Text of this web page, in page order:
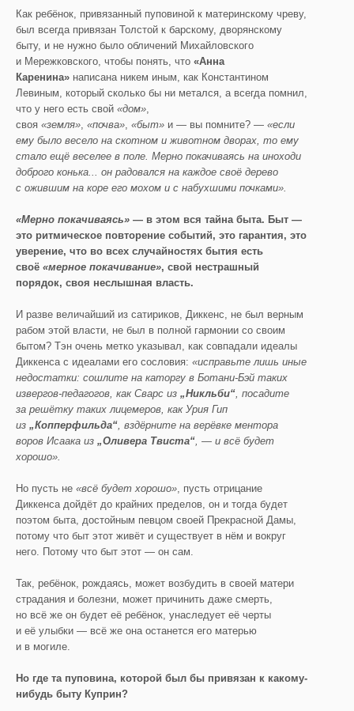
Как ребёнок, привязанный пуповиной к материнскому чреву,
был всегда привязан Толстой к барскому, дворянскому
быту, и не нужно было обличений Михайловского
и Мережковского, чтобы понять, что «Анна
Каренина» написана никем иным, как Константином
Левиным, который сколько бы ни метался, а всегда помнил,
что у него есть свой «дом»,
своя «земля», «почва», «быт» и — вы помните? — «если
ему было весело на скотном и животном дворах, то ему
стало ещё веселее в поле. Мерно покачиваясь на иноходи
доброго конька... он радовался на каждое своё дерево
с ожившим на коре его мохом и с набухшими почками».
«Мерно покачиваясь» — в этом вся тайна быта. Быт —
это ритмическое повторение событий, это гарантия, это
уверение, что во всех случайностях бытия есть
своё «мерное покачивание», свой нестрашный
порядок, своя неслышная власть.
И разве величайший из сатириков, Диккенс, не был верным
рабом этой власти, не был в полной гармонии со своим
бытом? Тэн очень метко указывал, как совпадали идеалы
Диккенса с идеалами его сословия: «исправьте лишь иные
недостатки: сошлите на каторгу в Ботани-Бэй таких
извергов-педагогов, как Сварс из „Никльби“, посадите
за решётку таких лицемеров, как Урия Гип
из „Копперфильда“, вздёрните на верёвке ментора
воров Исаака из „Оливера Твиста“, — и всё будет
хорошо».
Но пусть не «всё будет хорошо», пусть отрицание
Диккенса дойдёт до крайних пределов, он и тогда будет
поэтом быта, достойным певцом своей Прекрасной Дамы,
потому что быт этот живёт и существует в нём и вокруг
него. Потому что быт этот — он сам.
Так, ребёнок, рождаясь, может возбудить в своей матери
страдания и болезни, может причинить даже смерть,
но всё же он будет её ребёнок, унаследует её черты
и её улыбки — всё же она останется его матерью
и в могиле.
Но где та пуповина, которой был бы привязан к какому-
нибудь быту Куприн?